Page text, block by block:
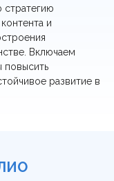
стратегию
и
Включаем
повысить
развитие в